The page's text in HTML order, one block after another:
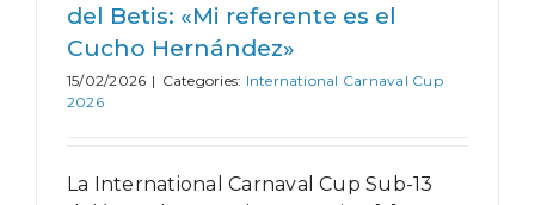
del Betis: «Mi referente es el
Cucho Hernández»
15/02/2026 | Categories: International Carnaval Cup
2026
La International Carnaval Cup Sub-13